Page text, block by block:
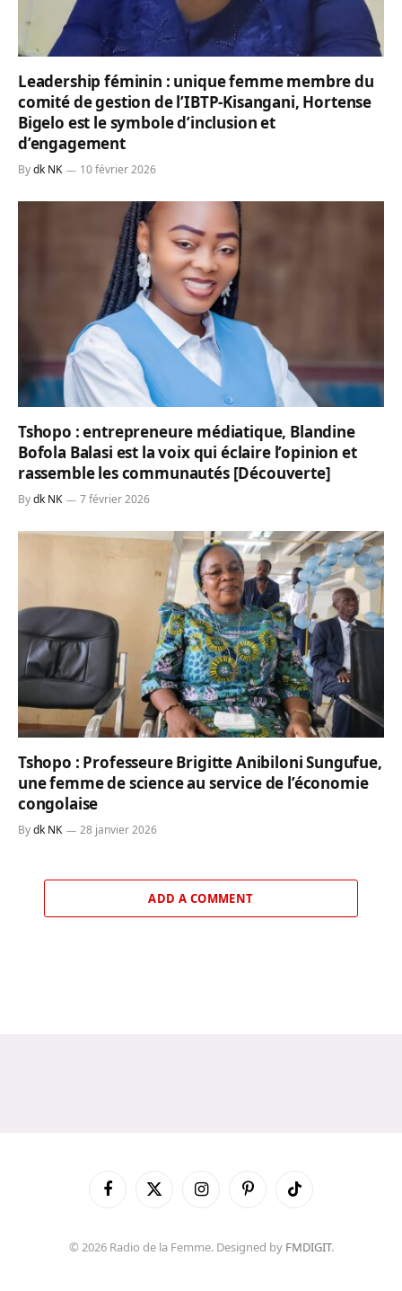
Leadership féminin : unique femme membre du
comité de gestion de l’IBTP-Kisangani, Hortense
Bigelo est le symbole d’inclusion et
d’engagement
Bydk NK 10 février 2026
Tshopo : entrepreneure médiatique, Blandine
Bofola Balasi est la voix qui éclaire l’opinion et
rassemble les communautés [Découverte]
Bydk NK 7 février 2026
Tshopo : Professeure Brigitte Anibiloni Sungufue,
une femme de science au service de l’économie
congolaise
Bydk NK 28 janvier 2026
ADD A COMMENT
FacebookX
InstagramPinterestTikTok
© 2026 Radio de la Femme. Designed by FMDIGIT.